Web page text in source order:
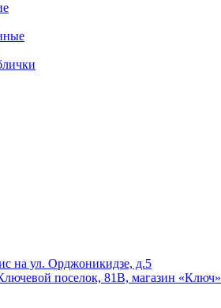
на ул. Орджоникидзе, д.5
поселок, 81В, магазин «Ключ»